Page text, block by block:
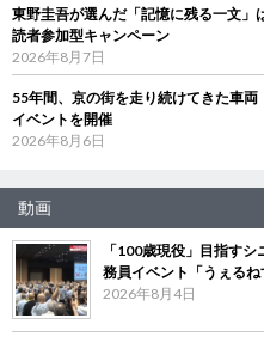
東野圭吾が選んだ「記憶に残る一文
読者参加型キャンペーン
2026年8月7日
55年間、京の街を走り続けてきた車
イベントを開催
2026年8月6日
動画
「100歳現役」目指す
務員イベント「うぇるね
2026年8月4日